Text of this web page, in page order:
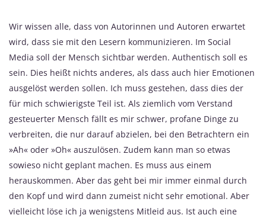
Wir wissen alle, dass von Autorinnen und Autoren erwartet
wird, dass sie mit den Lesern kommunizieren. Im Social
Media soll der Mensch sichtbar werden. Authentisch soll es
sein. Dies heißt nichts anderes, als dass auch hier Emotionen
ausgelöst werden sollen. Ich muss gestehen, dass dies der
für mich schwierigste Teil ist. Als ziemlich vom Verstand
gesteuerter Mensch fällt es mir schwer, profane Dinge zu
verbreiten, die nur darauf abzielen, bei den Betrachtern ein
»Ah« oder »Oh« auszulösen. Zudem kann man so etwas
sowieso nicht geplant machen. Es muss aus einem
herauskommen. Aber das geht bei mir immer einmal durch
den Kopf und wird dann zumeist nicht sehr emotional. Aber
vielleicht löse ich ja wenigstens Mitleid aus. Ist auch eine